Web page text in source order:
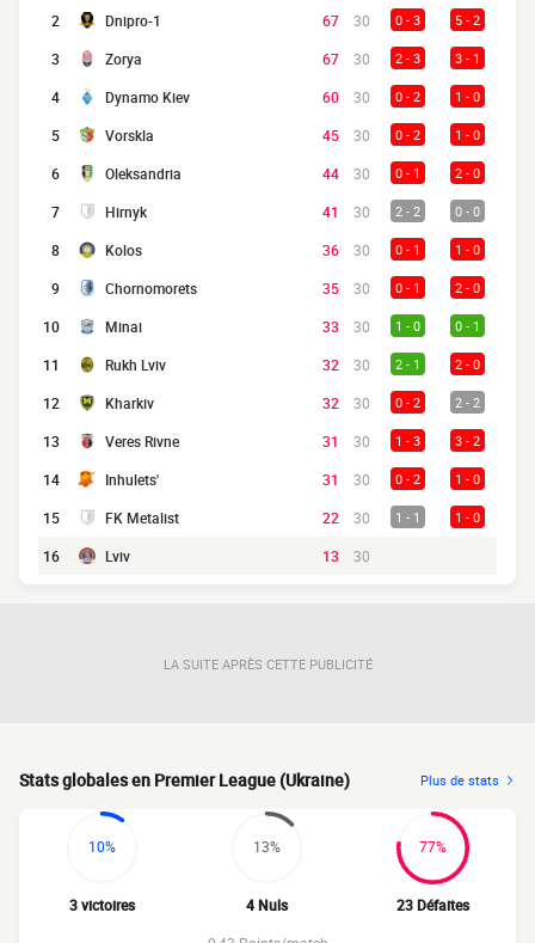
2 Dnipro-1 67 30 0 - 3 5 - 2
3 Zorya 67 30 2 - 3 3 - 1
4 Dynamo Kiev 60 30 0 - 2 1 - 0
5 Vorskla 45 30 0 - 2 1 - 0
6 Oleksandria 44 30 0 - 1 2 - 0
7 Hirnyk 41 30 2 - 2 0 - 0
8 Kolos 36 30 0 - 1 1 - 0
9 Chornomorets 35 30 0 - 1 2 - 0
10 Minai 33 30 1 - 0 0 - 1
11 Rukh Lviv 32 30 2 - 1 2 - 0
12 Kharkiv 32 30 0 - 2 2 - 2
13 Veres Rivne 31 30 1 - 3 3 - 2
14 Inhulets' 31 30 0 - 2 1 - 0
15 FK Metalist 22 30 1 - 1 1 - 0
16 Lviv 13 30
LA SUITE APRÈS CETTE PUBLICITÉ
Stats globales en Premier League (Ukraine) Plus de stats
10%
3 victoires
13%
4 Nuls
77%
23 Défaites